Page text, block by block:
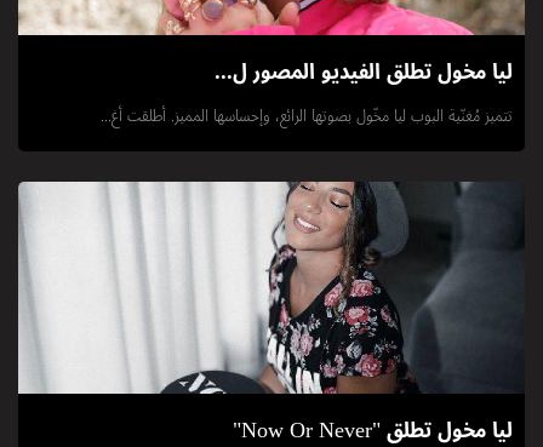
ليا مخول تطلق الفيديو المصور ل...
تتميز مُغنّية البوب ليا مخّول بصوتها الرائع، وإحساسها المميز. أطلقت أغ...
ليا مخول تطلق "Now Or Never"